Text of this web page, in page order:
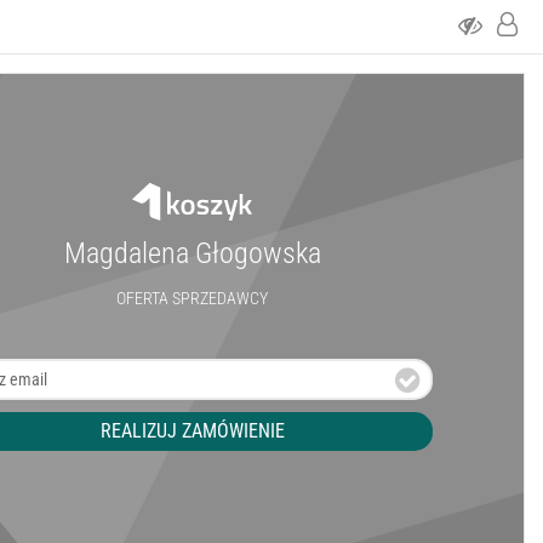
Magdalena Głogowska
OFERTA SPRZEDAWCY
REALIZUJ ZAMÓWIENIE